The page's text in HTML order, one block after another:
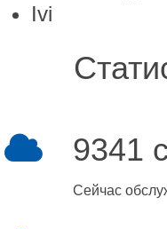
Ivi
9341
Сейчас